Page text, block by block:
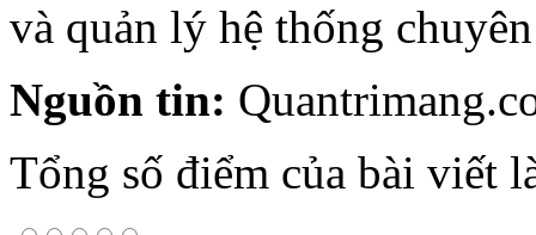
và quản lý hệ thống
Nguồn tin:
Tổng số điểm của bài viết